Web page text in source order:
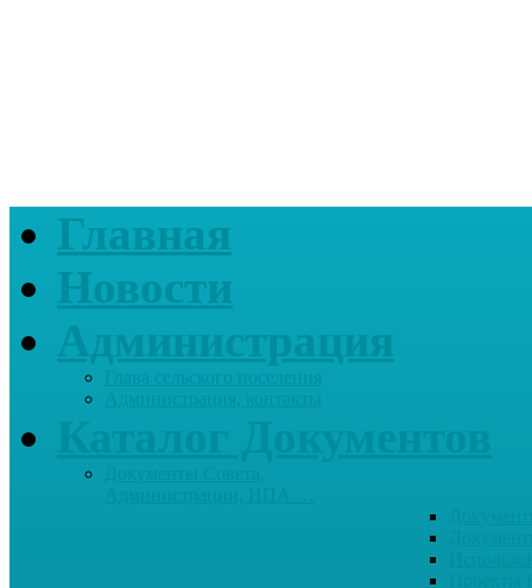
Главная
Новости
Администрация